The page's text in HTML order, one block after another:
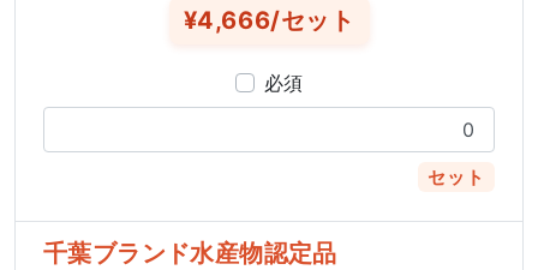
¥4,666/セット
必須
セット
千葉ブランド水産物認定品